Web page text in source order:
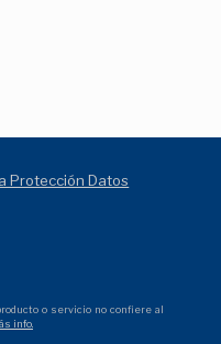
Protección Datos
o servicio no confiere al
info.